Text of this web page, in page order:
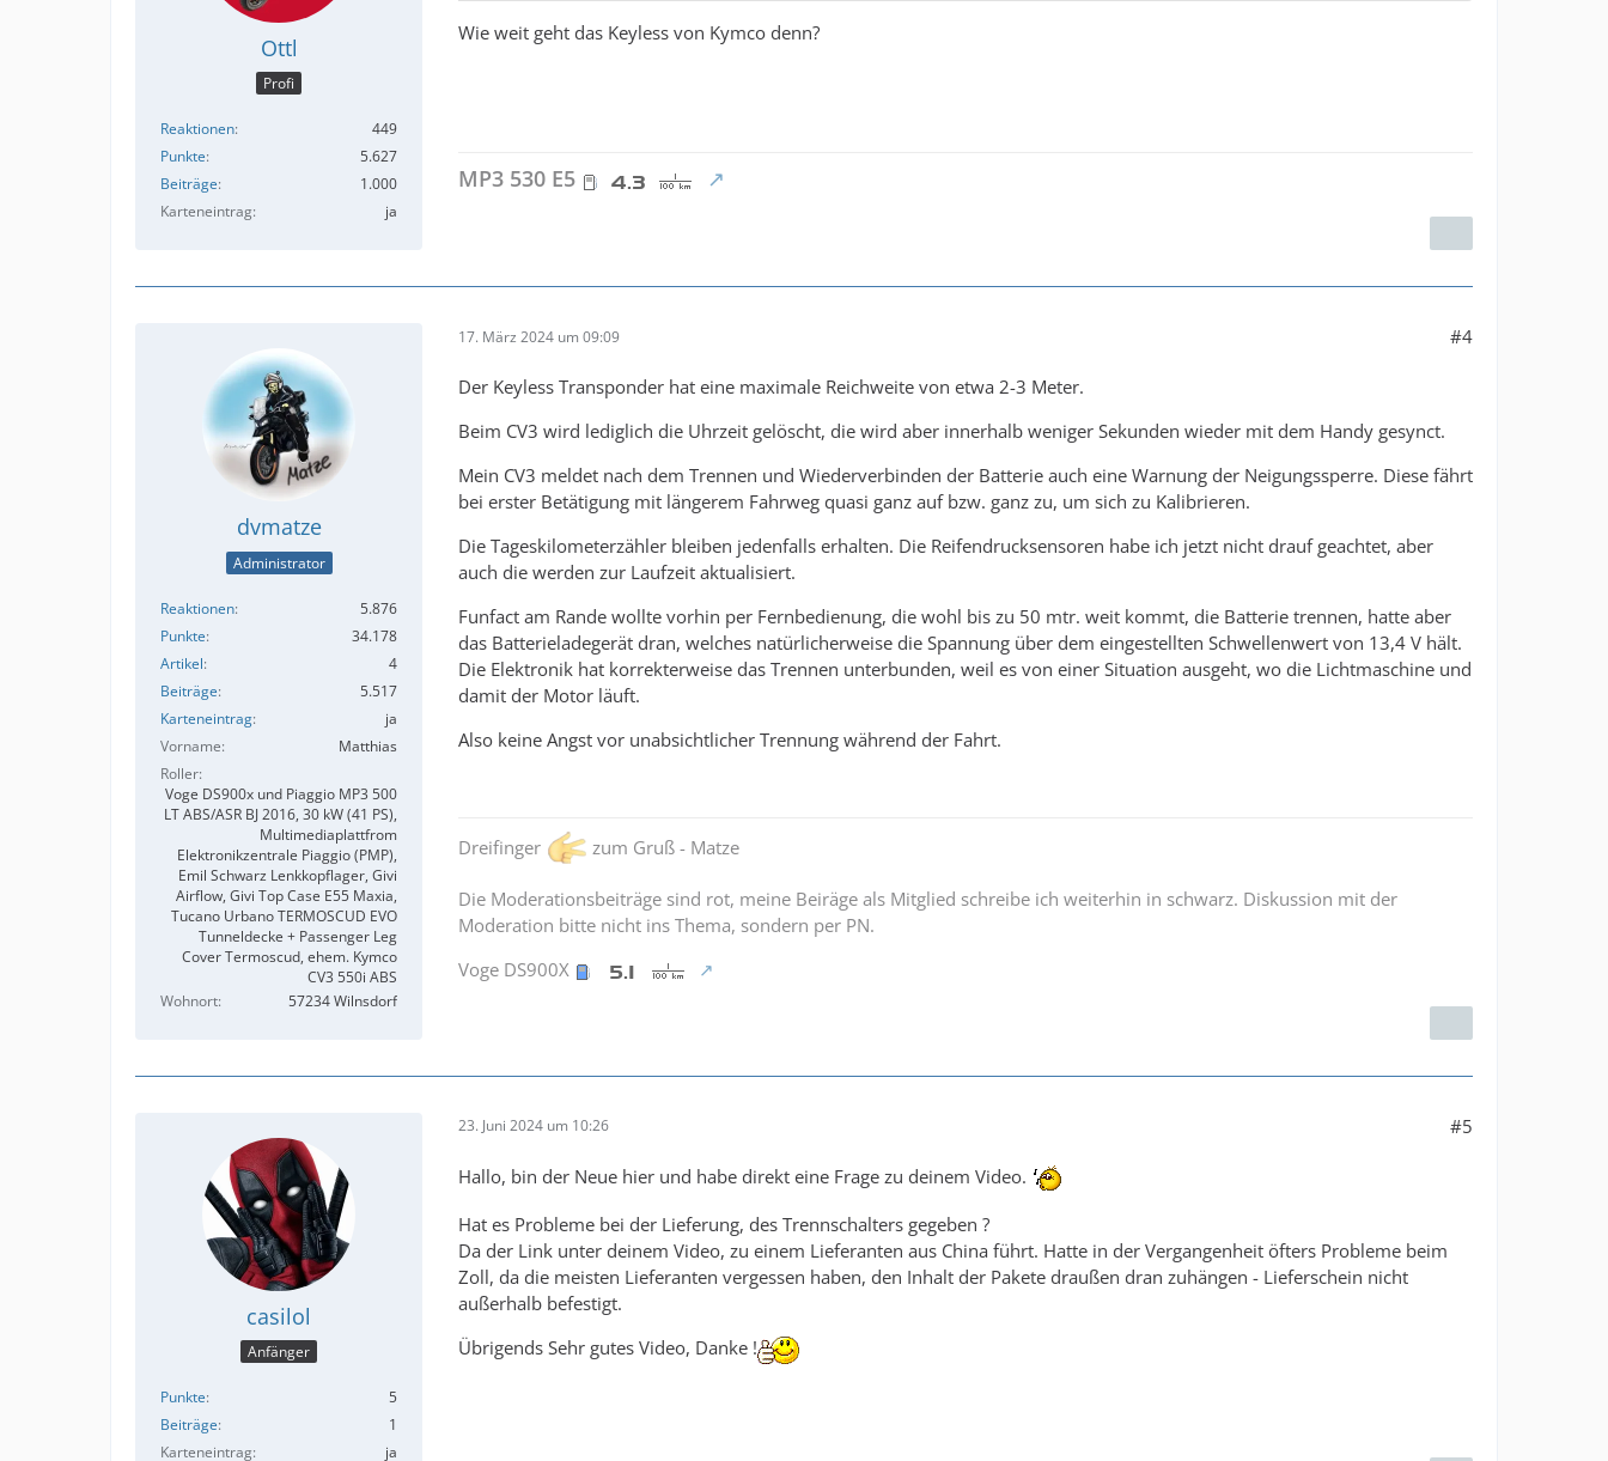
Ottl
Profi
Reaktionen
449
Punkte
5.627
Beiträge
1.000
Karteneintrag
ja
Wie weit geht das Keyless von Kymco denn?
MP3 530 E5
dvmatze
Administrator
Reaktionen
5.876
Punkte
34.178
Artikel
4
Beiträge
5.517
Karteneintrag
ja
Vorname
Matthias
Roller
Voge DS900x und Piaggio MP3 500
LT ABS/ASR BJ 2016, 30 kW (41 PS),
Multimediaplattfrom
Elektronikzentrale Piaggio (PMP),
Emil Schwarz Lenkkopflager, Givi
Airflow, Givi Top Case E55 Maxia,
Tucano Urbano TERMOSCUD EVO
Tunneldecke + Passenger Leg
Cover Termoscud, ehem. Kymco
CV3 550i ABS
Wohnort
57234 Wilnsdorf
17. März 2024 um 09:09 #4
Der Keyless Transponder hat eine maximale Reichweite von etwa 2-3 Meter.
Beim CV3 wird lediglich die Uhrzeit gelöscht, die wird aber innerhalb weniger Sekunden wieder mit dem Handy gesynct.
Mein CV3 meldet nach dem Trennen und Wiederverbinden der Batterie auch eine Warnung der Neigungssperre. Diese fährt
bei erster Betätigung mit längerem Fahrweg quasi ganz auf bzw. ganz zu, um sich zu Kalibrieren.
Die Tageskilometerzähler bleiben jedenfalls erhalten. Die Reifendrucksensoren habe ich jetzt nicht drauf geachtet, aber
auch die werden zur Laufzeit aktualisiert.
Funfact am Rande wollte vorhin per Fernbedienung, die wohl bis zu 50 mtr. weit kommt, die Batterie trennen, hatte aber
das Batterieladegerät dran, welches natürlicherweise die Spannung über dem eingestellten Schwellenwert von 13,4 V hält.
Die Elektronik hat korrekterweise das Trennen unterbunden, weil es von einer Situation ausgeht, wo die Lichtmaschine und
damit der Motor läuft.
Also keine Angst vor unabsichtlicher Trennung während der Fahrt.
Dreifinger zum Gruß - Matze
Die Moderationsbeiträge sind rot, meine Beiräge als Mitglied schreibe ich weiterhin in schwarz. Diskussion mit der
Moderation bitte nicht ins Thema, sondern per PN.
Voge DS900X
casilol
Anfänger
Punkte
5
Beiträge
1
Karteneintrag
ja
23. Juni 2024 um 10:26 #5
Hallo, bin der Neue hier und habe direkt eine Frage zu deinem Video.
Hat es Probleme bei der Lieferung, des Trennschalters gegeben ?
Da der Link unter deinem Video, zu einem Lieferanten aus China führt. Hatte in der Vergangenheit öfters Probleme beim
Zoll, da die meisten Lieferanten vergessen haben, den Inhalt der Pakete draußen dran zuhängen - Lieferschein nicht
außerhalb befestigt.
Übrigends Sehr gutes Video, Danke !